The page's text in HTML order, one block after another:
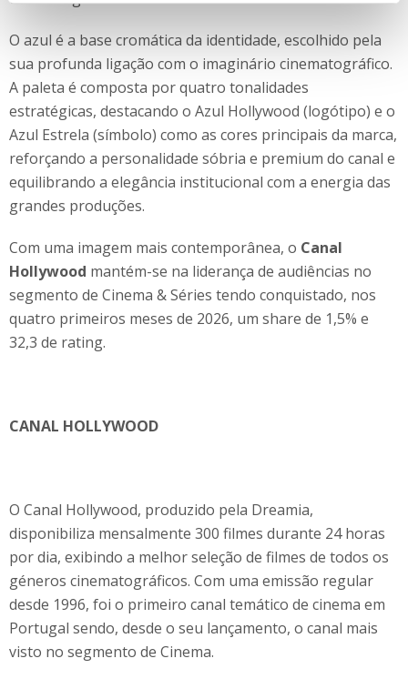
O azul é a base cromática da identidade, escolhido pela
sua profunda ligação com o imaginário cinematográfico.
A paleta é composta por quatro tonalidades
estratégicas, destacando o Azul Hollywood (logótipo) e o
Azul Estrela (símbolo) como as cores principais da marca,
reforçando a personalidade sóbria e premium do canal e
equilibrando a elegância institucional com a energia das
grandes produções.
Com uma imagem mais contemporânea, o Canal
Hollywood mantém-se na liderança de audiências no
segmento de Cinema & Séries tendo conquistado, nos
quatro primeiros meses de 2026, um share de 1,5% e
32,3 de rating.
CANAL HOLLYWOOD
O Canal Hollywood, produzido pela Dreamia,
disponibiliza mensalmente 300 filmes durante 24 horas
por dia, exibindo a melhor seleção de filmes de todos os
géneros cinematográficos. Com uma emissão regular
desde 1996, foi o primeiro canal temático de cinema em
Portugal sendo, desde o seu lançamento, o canal mais
visto no segmento de Cinema.